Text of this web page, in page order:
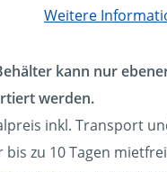
Weitere
kann nur
werden.
inkl. Transport
bis zu 10 Tagen